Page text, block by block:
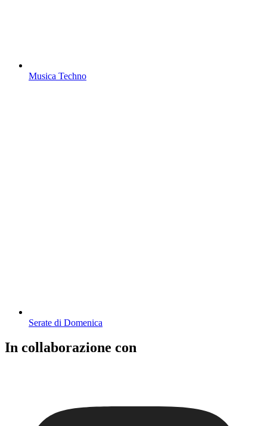
Musica Techno
Serate di Domenica
In collaborazione con